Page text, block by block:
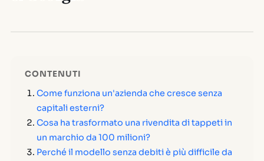
CONTENUTI
Come funziona un'azienda che cresce senza
capitali esterni?
Cosa ha trasformato una rivendita di tappeti in
un marchio da 100 milioni?
Perché il modello senza debiti è più difficile da